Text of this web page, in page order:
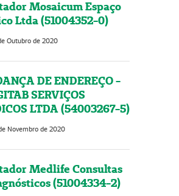
Mosaicum Espaço
Ltda (51004352-0)
Outubro de 2020
DE ENDEREÇO -
SERVIÇOS
LTDA (54003267-5)
Novembro de 2020
Medlife Consultas
(51004334-2)